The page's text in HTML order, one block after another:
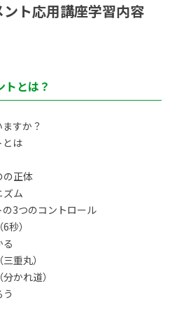
ト応用講座学習内容
トとは？
すか？
とは
の正体
ズム
3つのコントロール
秒）
重丸）
かれ道）